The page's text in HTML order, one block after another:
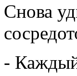
Снова
- Каждый